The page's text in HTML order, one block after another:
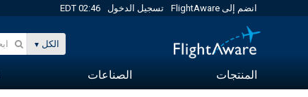
انضم إلى FlightAware تسجيل الدخول 02:46 EDT
الكل
المنتجات الصناعات